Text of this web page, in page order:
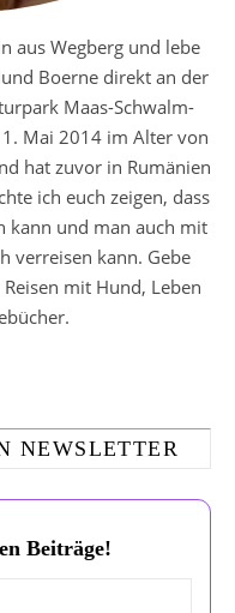
aus Wegberg und lebe
Boerne direkt an der
Maas-Schwalm-
Mai 2014 im Alter von
hat zuvor in Rumänien
ich euch zeigen, dass
kann und man auch mit
verreisen kann. Gebe
mit Hund, Leben
NEWSLETTER
Beiträge!